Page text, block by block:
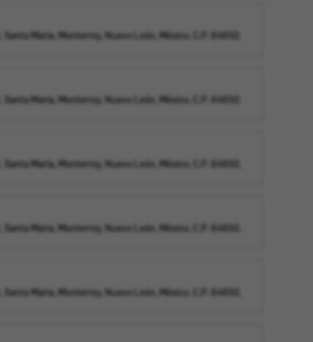
Maria, Monterrey, Nuevo León, México. C.P. 64650.
Maria, Monterrey, Nuevo León, México. C.P. 64650.
Maria, Monterrey, Nuevo León, México. C.P. 64650.
Maria, Monterrey, Nuevo León, México. C.P. 64650.
Maria, Monterrey, Nuevo León, México. C.P. 64650.